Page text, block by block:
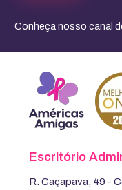
Conheça nosso canal
Escritório
R. Caçapava, 49 -